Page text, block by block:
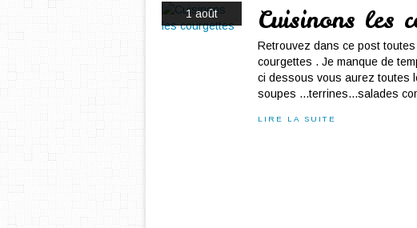
1 août Cuisinons les
Retrouvez dans ce post
courgettes . Je manque de
ci dessous vous aurez toutes
soupes ...terrines...salades
LIRE LA SUITE